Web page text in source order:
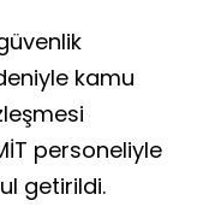
kamu
personeliyle
getirildi.